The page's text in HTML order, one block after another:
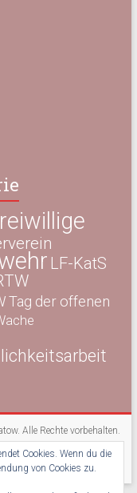
LF-KatS
Tag der offenen
. Alle Rechte vorbehalten.
von WordPress
Newsletter
Cookies. Wenn du die
von Cookies zu.